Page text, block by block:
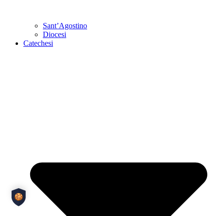
Sant’Agostino
Diocesi
Catechesi